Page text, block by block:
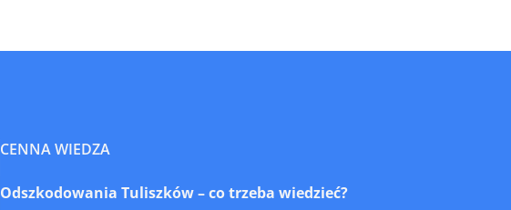
CENNA WIEDZA
Odszkodowania Tuliszków – co trzeba wiedzieć?